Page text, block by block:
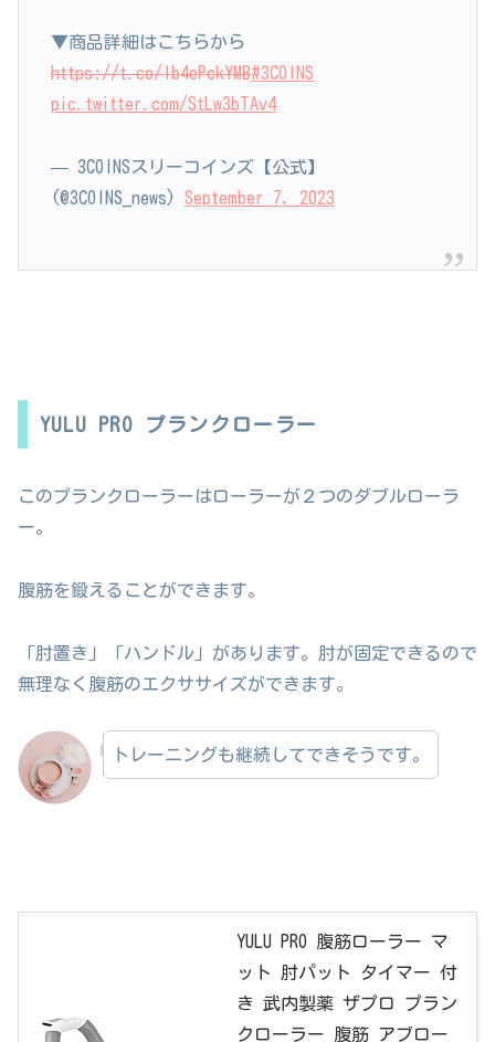
▼商品詳細はこちらから
https://t.co/lb4ePckYMB#3COINS
pic.twitter.com/StLw3bTAv4
— 3COINSスリーコインズ【公式】
(@3COINS_news) September 7, 2023
YULU PRO プランクローラー
このプランクローラーはローラーが２つのダブルローラ
ー。
腹筋を鍛えることができます。
「肘置き」「ハンドル」があります。肘が固定できるので
無理なく腹筋のエクササイズができます。
トレーニングも継続してできそうです。
YULU PRO 腹筋ローラー マ
ット 肘パット タイマー 付
き 武内製薬 ザプロ プラン
クローラー 腹筋 アブロー